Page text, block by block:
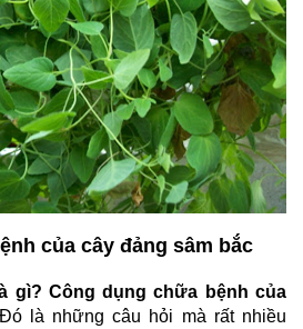
của cây đảng sâm bắc
gì? Công dụng chữa bệnh của
là những câu hỏi mà rất nhiều